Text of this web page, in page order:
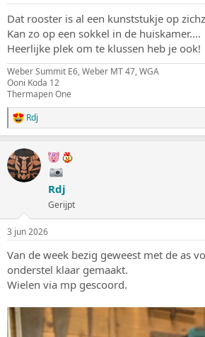
g
e
n
:
Dat rooster is al een kunststukje op
Kan zo op een sokkel in de huiskamer....
Heerlijke plek om te klussen heb je ook!
Weber Summit E6, Weber MT 47, WGA
Ooni Koda 12
Thermapen One
W
a
r
d
e
e
:
Rdj
Rdj
Gerijpt
3 jun 2026
Van de week bezig geweest met de as
onderstel klaar gemaakt.
Wielen via mp gescoord.